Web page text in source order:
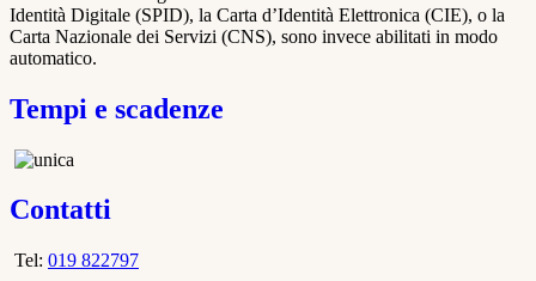
Identità Digitale (SPID), la Carta d’Identità Elettronica (CIE), o la
Carta Nazionale dei Servizi (CNS), sono invece abilitati in modo
automatico.
Tempi e scadenze
Contatti
Tel: 019 822797